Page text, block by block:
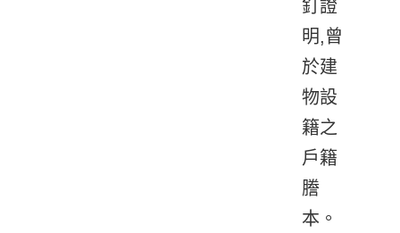
釘證
明,曾
於建
物設
籍之
戶籍
謄
本。